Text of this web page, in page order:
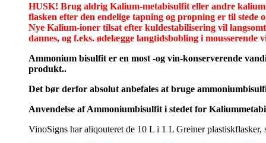
HUSK! Brug aldrig Kalium-metabisulfit eller andre
flasken efter den endelige tapning og propning er til stede
Nye Kalium-ioner tilsat efter kuldestabilisering vil
dannes, og f.eks. ødelægge langtidsbobling i
Ammonium bisulfit er en most -og vin-konserverende
produkt..
Det bør derfor absolut anbefales at bruge
Anvendelse af Ammoniumbisulfit i stedet for
VinoSigns har aliqouteret de 10 L i 1 L Greiner